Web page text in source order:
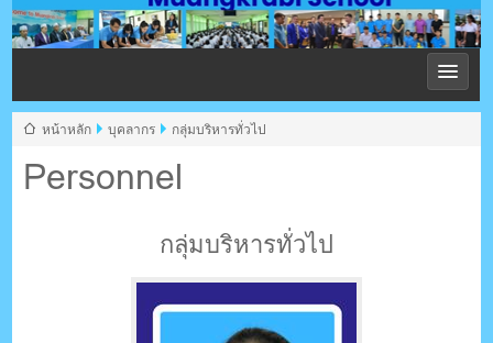
กระบี่ สพม
ตรัง กระบี่
ระบบบริหารจัดการเว็บไซต์ (CMS) ด้วย Ajax โดยคนไทย
Personnel
หน้าหลัก บุคลากร กลุ่มบริหารทั่วไป
กลุ่มบริหารทั่วไป